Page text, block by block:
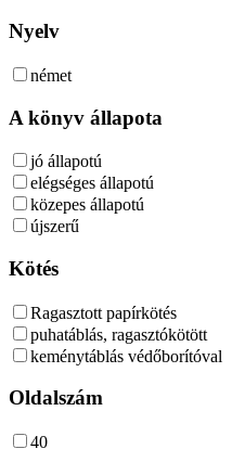
Nyelv
német
A könyv állapota
jó állapotú
elégséges állapotú
közepes állapotú
újszerű
Kötés
Ragasztott papírkötés
puhatáblás, ragasztókötött
keménytáblás védőborítóval
Oldalszám
40